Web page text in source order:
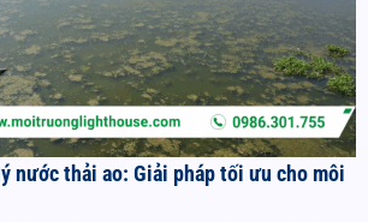
nước thải ao: Giải pháp tối ưu cho môi